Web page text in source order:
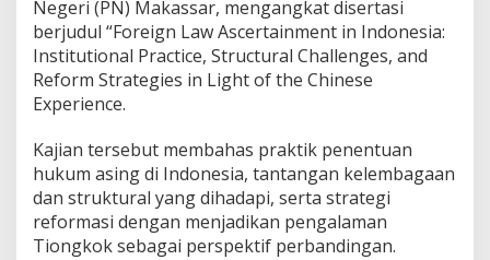
l
o
b
a
Negeri (PN) Makassar, mengangkat disertasi
berjudul “Foreign Law Ascertainment in Indonesia:
Institutional Practice, Structural Challenges, and
Reform Strategies in Light of the Chinese
Experience.
Kajian tersebut membahas praktik penentuan
hukum asing di Indonesia, tantangan kelembagaan
dan struktural yang dihadapi, serta strategi
reformasi dengan menjadikan pengalaman
Tiongkok sebagai perspektif perbandingan.